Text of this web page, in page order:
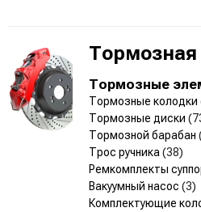
Тормозные
Тормозные колодки
Тормозные диски
Тормозной барабан
Трос ручника (38)
Ремкомплекты
Вакуумный насос (3)
Комплектующие